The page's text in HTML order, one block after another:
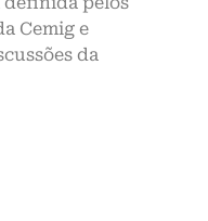
Cemig e
da